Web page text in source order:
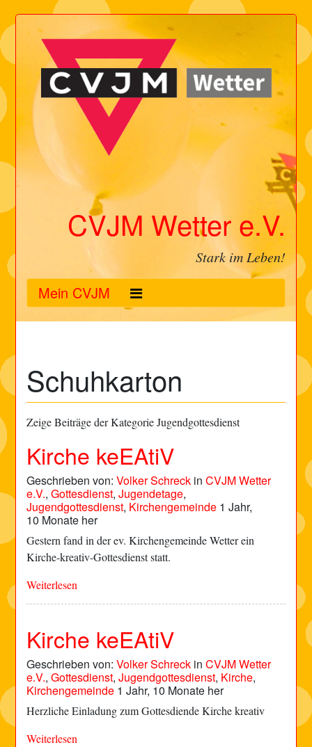
CVJM Wetter e.V.
Stark im Leben!
Mein CVJM
Schuhkarton
Zeige Beiträge der Kategorie Jugendgottesdienst
Kirche keEAtiV
Geschrieben von:Volker Schreck inCVJM Wetter
e.V.,Gottesdienst,Jugendetage,
Jugendgottesdienst, Kirchengemeinde 1 Jahr,
10 Monate her
Gestern fand in der ev. Kirchengemeinde Wetter ein
Kirche-kreativ-Gottesdienst statt.
Weiterlesen
Kirche keEAtiV
Geschrieben von:Volker Schreck inCVJM Wetter
e.V.,Gottesdienst,Jugendgottesdienst, Kirche,
Kirchengemeinde 1 Jahr, 10 Monate her
Herzliche Einladung zum Gottesdiende Kirche kreativ
Weiterlesen